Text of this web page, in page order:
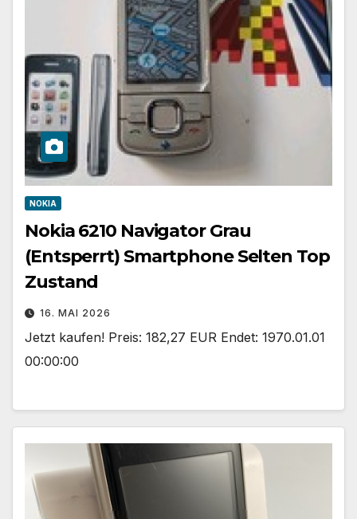
NOKIA
Nokia 6210 Navigator Grau
(Entsperrt) Smartphone Selten Top
Zustand
16. MAI 2026
Jetzt kaufen! Preis: 182,27 EUR Endet: 1970.01.01
00:00:00